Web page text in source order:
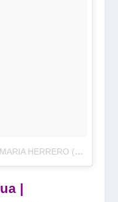
Una publicación compartida de MARIA HERRERO (@yelloows)
|